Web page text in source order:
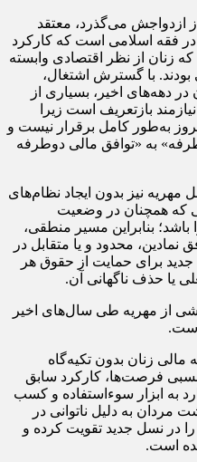
۳۹ ساله که ۱۴ سال از ازدواجش می‌گذرد، معتقد
فقه اسلامی است که کارکرد
زنان از نظر اقتصادی وابسته
با گسترش اشتغال،
دهه‌های اخیر، بسیاری از
بازتعریف است زیرا
به‌طور کامل برقرار نیست و
به «توافق مالی دوطرفه
نیز بدون ایجاد نظام‌های
که همچنان در وضعیت
باشد؛ بنابراین مسیر منطقی،
نمادین، محدود و یا متقابل در
برای حمایت از حقوق هر
یا حذف ناگهانی آن.
از مهریه طی سال‌های اخیر
است.
مالی زنان بدون تکیه‌گاه
نسبی فرصت‌ها، کارکرد سابق
به ابزار سوءاستفاده و کسب
مردان به دلیل ناتوانی در
در نسل جدید تقویت کرده و
است.